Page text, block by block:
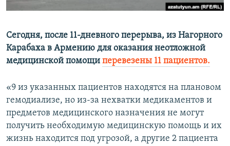
Сегодня, после 11-дневного перерыва, из Нагорного
Карабаха в Армению для оказания неотложной
медицинской помощи перевезены 11 пациентов.
«9 из указанных пациентов находятся на плановом
гемодиализе, но из-за нехватки медикаментов и
предметов медицинского назначения не могут
получить необходимую медицинскую помощь и их
жизнь находится под угрозой, а другие 2 пациента